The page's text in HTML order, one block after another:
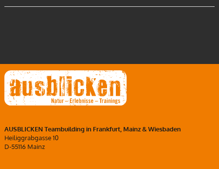
AUSBLICKEN Teambuilding in Frankfurt, Mainz & Wiesbaden
Heiliggrabgasse 10
D-55116 Mainz